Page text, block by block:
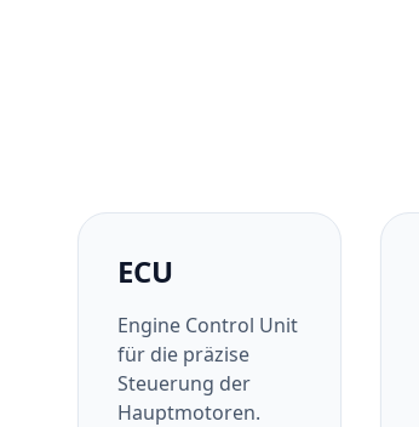
ECU
Engine Control Unit
für die präzise
Steuerung der
Hauptmotoren.